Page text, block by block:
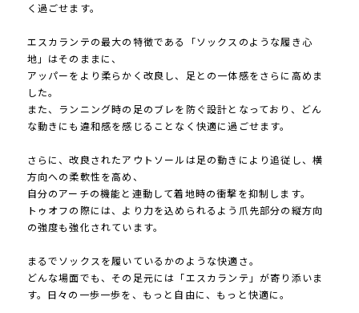
く過ごせます。
エスカランテの最大の特徴である「ソックスのような履き心
地」はそのままに、
アッパーをより柔らかく改良し、足との一体感をさらに高めま
した。
また、ランニング時の足のブレを防ぐ設計となっており、どん
な動きにも違和感を感じることなく快適に過ごせます。
さらに、改良されたアウトソールは足の動きにより追従し、横
方向への柔軟性を高め、
自分のアーチの機能と連動して着地時の衝撃を抑制します。
トゥオフの際には、より力を込められるよう爪先部分の縦方向
の強度も強化されています。
まるでソックスを履いているかのような快適さ。
どんな場面でも、その足元には「エスカランテ」が寄り添いま
す。日々の一歩一歩を、もっと自由に、もっと快適に。